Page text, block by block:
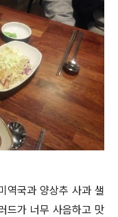
역국과 양상추 사과 샐
드가 너무 사음하고 맛